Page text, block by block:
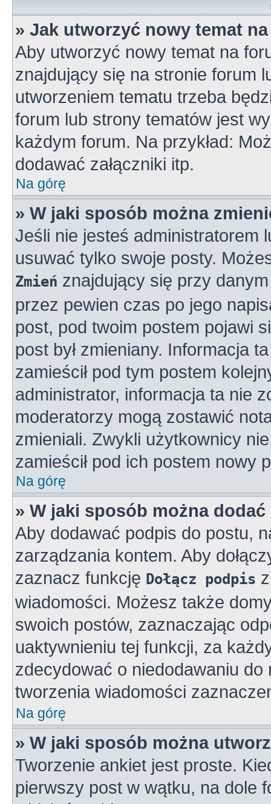
» Jak utworzyć nowy temat
Aby utworzyć nowy temat na
znajdujący się na stronie forum
utworzeniem tematu trzeba
forum lub strony tematów jest
każdym forum. Na przykład:
dodawać załączniki itp.
Na górę
» W jaki sposób można
Jeśli nie jesteś administratorem
usuwać tylko swoje posty.
Zmień znajdujący się przy
przez pewien czas po jego
post, pod twoim postem pojawi
post był zmieniany. Informacja
zamieścił pod tym postem
administrator, informacja ta nie
moderatorzy mogą zostawić
zmieniali. Zwykli użytkownicy
zamieścił pod ich postem nowy
Na górę
» W jaki sposób można
Aby dodawać podpis do postu,
zarządzania kontem. Aby
zaznacz funkcję Dołącz podpis
wiadomości. Możesz także
swoich postów, zaznaczając
uaktywnieniu tej funkcji, za
zdecydować o niedodawaniu
tworzenia wiadomości
Na górę
» W jaki sposób można
Tworzenie ankiet jest proste.
pierwszy post w wątku, na dole